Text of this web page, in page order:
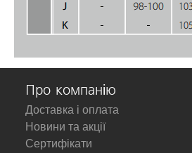
Про компанію
Доставка і оплата
Новини та акції
Сертифікати